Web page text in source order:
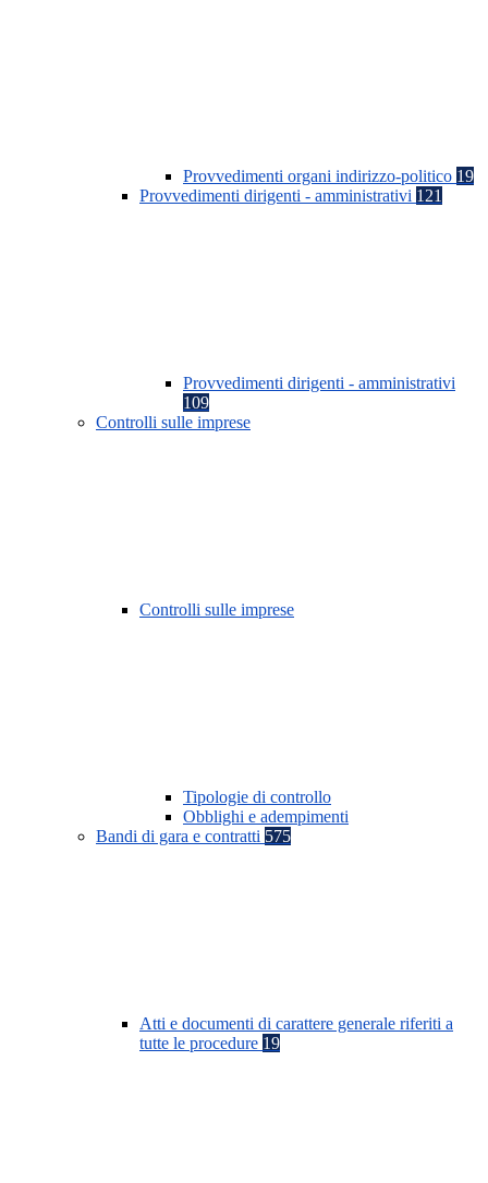
Provvedimenti organi indirizzo-politico 19
Provvedimenti dirigenti - amministrativi 121
Provvedimenti dirigenti - amministrativi
109
Controlli sulle imprese
Controlli sulle imprese
Tipologie di controllo
Obblighi e adempimenti
Bandi di gara e contratti 575
Atti e documenti di carattere generale riferiti a
tutte le procedure 19